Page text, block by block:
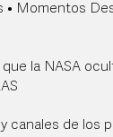
• Momentos
la NASA
canales de los